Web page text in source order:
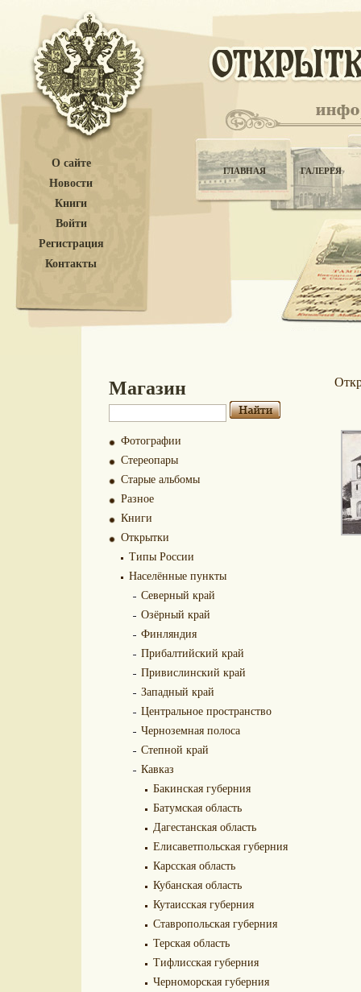
О сайте
Новости
Книги
Войти
Регистрация
Контакты
ГЛАВНАЯ ГАЛЕРЕЯ
Магазин
Фотографии
Стереопары
Старые альбомы
Разное
Книги
Открытки
Типы России
Населённые пункты
Северный край
Озёрный край
Финляндия
Прибалтийский край
Привислинский край
Западный край
Центральное пространство
Черноземная полоса
Степной край
Кавказ
Бакинская губерния
Батумская область
Дагестанская область
Елисаветпольская губерния
Карсская область
Кубанская область
Кутаисская губерния
Ставропольская губерния
Терская область
Тифлисская губерния
Черноморская губерния